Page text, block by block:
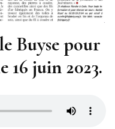
Buyse pour
16 juin 2023.